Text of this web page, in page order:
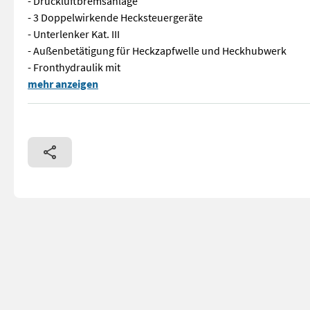
- 3 Doppelwirkende Hecksteuergeräte
- Unterlenker Kat. III
- Außenbetätigung für Heckzapfwelle und Heckhubwerk
- Fronthydraulik mit
Gebrauchter John Deere 6430 in Kommunalorange -
mehr anzeigen